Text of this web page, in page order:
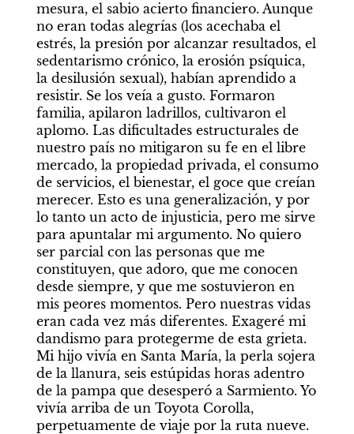
mesura, el sabio acierto financiero. Aunque
no eran todas alegrías (los acechaba el
estrés, la presión por alcanzar resultados, el
sedentarismo crónico, la erosión psíquica,
la desilusión sexual), habían aprendido a
resistir. Se los veía a gusto. Formaron
familia, apilaron ladrillos, cultivaron el
aplomo. Las dificultades estructurales de
nuestro país no mitigaron su fe en el libre
mercado, la propiedad privada, el consumo
de servicios, el bienestar, el goce que creían
merecer. Esto es una generalización, y por
lo tanto un acto de injusticia, pero me sirve
para apuntalar mi argumento. No quiero
ser parcial con las personas que me
constituyen, que adoro, que me conocen
desde siempre, y que me sostuvieron en
mis peores momentos. Pero nuestras vidas
eran cada vez más diferentes. Exageré mi
dandismo para protegerme de esta grieta.
Mi hijo vivía en Santa María, la perla sojera
de la llanura, seis estúpidas horas adentro
de la pampa que desesperó a Sarmiento. Yo
vivía arriba de un Toyota Corolla,
perpetuamente de viaje por la ruta nueve.